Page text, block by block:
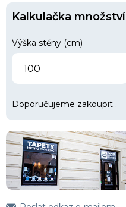
Kalkulačka množství
Výška stěny (cm)
Doporučujeme zakoupit .